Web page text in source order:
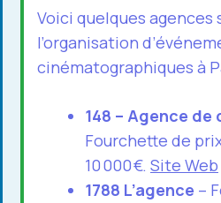
Voici quelques agences
l’organisation
cinématographiques à
148 – Agence
Fourchette de
10 000 €. Site Web
1788 L’agence –